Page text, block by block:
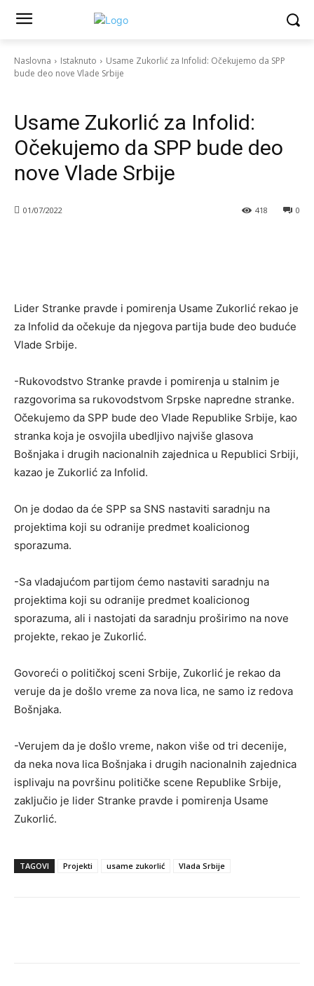
Naslovna Istaknuto
Usame Zukorlić za Infolid: Očekujemo da SPP
bude deo nove Vlade Srbije
Usame Zukorlić za Infolid:
Očekujemo da SPP bude deo
nove Vlade Srbije
01/07/2022 0
418
Lider Stranke pravde i pomirenja Usame Zukorlić rekao je
za Infolid da očekuje da njegova partija bude deo buduće
Vlade Srbije.
-Rukovodstvo Stranke pravde i pomirenja u stalnim je
razgovorima sa rukovodstvom Srpske napredne stranke.
Očekujemo da SPP bude deo Vlade Republike Srbije, kao
stranka koja je osvojila ubedljivo najviše glasova
Bošnjaka i drugih nacionalnih zajednica u Republici Srbiji,
kazao je Zukorlić za Infolid.
On je dodao da će SPP sa SNS nastaviti saradnju na
projektima koji su odranije predmet koalicionog
sporazuma.
-Sa vladajućom partijom ćemo nastaviti saradnju na
projektima koji su odranije predmet koalicionog
sporazuma, ali i nastojati da saradnju proširimo na nove
projekte, rekao je Zukorlić.
Govoreći o političkoj sceni Srbije, Zukorlić je rekao da
veruje da je došlo vreme za nova lica, ne samo iz redova
Bošnjaka.
-Verujem da je došlo vreme, nakon više od tri decenije,
da neka nova lica Bošnjaka i drugih nacionalnih zajednica
isplivaju na površinu političke scene Republike Srbije,
zaključio je lider Stranke pravde i pomirenja Usame
Zukorlić.
TAGOVI Projekti usame zukorlić Vlada Srbije